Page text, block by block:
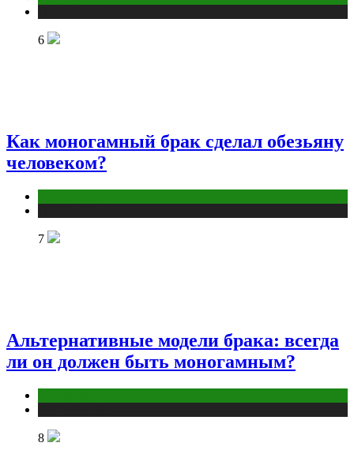
6
Как моногамный брак сделал обезьяну
человеком?
7
Альтернативные модели брака: всегда
ли он должен быть моногамным?
8